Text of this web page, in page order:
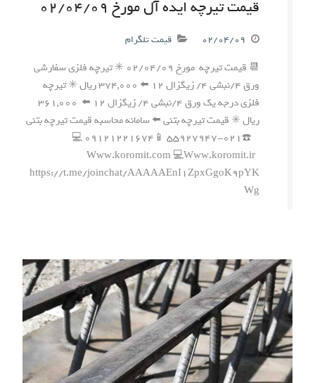
قیمت تیرچه ایده آل مورخ ۰۲/۰۴/۰۹
۰۲/۰۴/۰۹ قیمت تلگرام
📆 قیمت تیرچه مورخ ۰۲/۰۴/۰۹ ✳️ تیرچه فلزی سفارشی
ورق ۴/نبشی ۴/ زیگزال ۱۲ ⬅️ ۳۷۴,۰۰۰ ریال ✳️ تیرچه
فلزی درجه یک ورق ۴/نبشی ۴/ زیگزال ۱۲ ⬅️ ۳۶۱,۰۰۰
ریال ✳️ قیمت تیرچه بتنی ⬅️ سامانه محاسبه قیمت تیرچه بتنی
☎️۰۲۱-۵۵۹۲۷۹۴۷ 📱۰۹۱۲۱۲۲۱۶۷۴ 💻
Www.koromit.com 💻Www.koromit.ir
https://t.me/joinchat/AAAAAEnI1ZpxGgoK9pYK
Wg